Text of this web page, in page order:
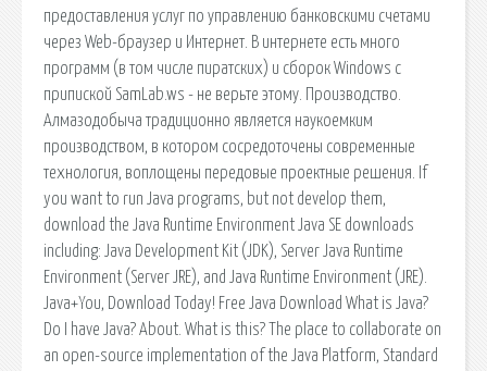
предоставления услуг по управлению банковскими счетами
через Web-браузер и Интернет. В интернете есть много
программ (в том числе пиратских) и сборок Windows с
припиской SamLab.ws - не верьте этому. Производство.
Алмазодобыча традиционно является наукоемким
производством, в котором сосредоточены современные
технология, воплощены передовые проектные решения. If
you want to run Java programs, but not develop them,
download the Java Runtime Environment Java SE downloads
including: Java Development Kit (JDK), Server Java Runtime
Environment (Server JRE), and Java Runtime Environment (JRE).
Java+You, Download Today! Free Java Download What is Java?
Do I have Java? About. What is this? The place to collaborate on
an open-source implementation of the Java Platform, Standard